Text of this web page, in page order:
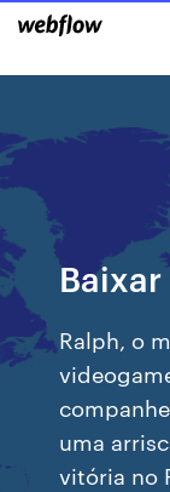
Ralph, o
uma
vitória no